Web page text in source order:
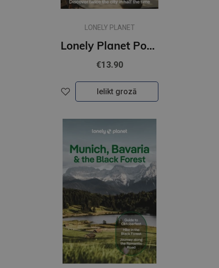
LONELY PLANET
Lonely Planet Pocket Paris
€13.90
Ielikt grozā